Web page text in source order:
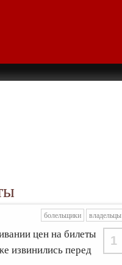
болельщики владельцы
1
цен на билеты
извинились перед